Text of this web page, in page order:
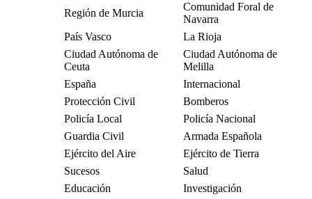
Región de Murcia
Comunidad Foral de
Navarra
País Vasco
La Rioja
Ciudad Autónoma de
Ceuta
Ciudad Autónoma de
Melilla
España
Internacional
Protección Civil
Bomberos
Policía Local
Policía Nacional
Guardia Civil
Armada Española
Ejército del Aire
Ejército de Tierra
Sucesos
Salud
Educación
Investigación